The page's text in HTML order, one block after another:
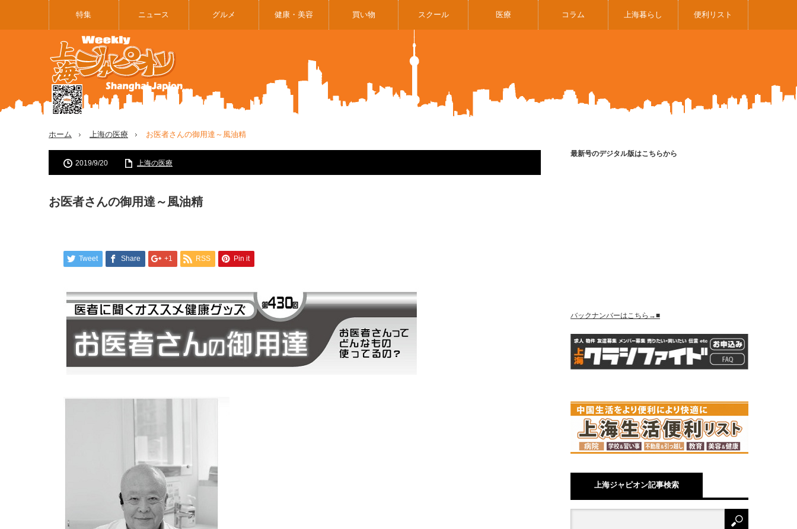
特集 ニュース グルメ 健康・美容 買い物 スクール 医療 コラム 上海暮らし 便利リスト
ホーム 上海の医療 お医者さんの御用達～風油精
2019/9/20 上海の医療
お医者さんの御用達～風油精
Tweet Share +1 RSS Pin it
最新号のデジタル版はこちらから
バックナンバーはこちら→■
上海ジャピオン記事検索